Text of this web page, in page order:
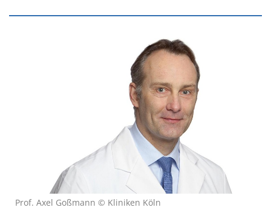
Prof. Axel Goßmann © Kliniken Köln